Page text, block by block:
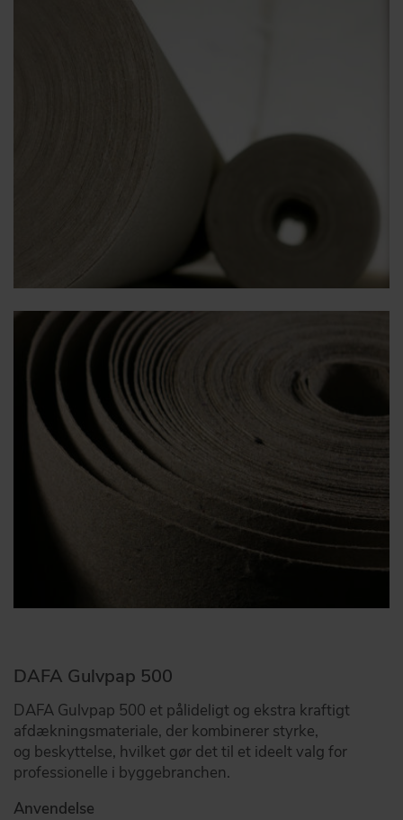
DAFA Gulvpap 500
DAFA Gulvpap 500 et pålideligt og ekstra kraftigt
afdækningsmateriale, der kombinerer styrke,
og beskyttelse, hvilket gør det til et ideelt valg for
professionelle i byggebranchen.
Anvendelse